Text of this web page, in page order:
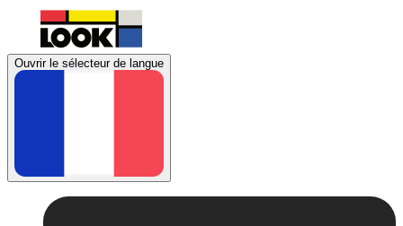
Ouvrir le sélecteur de langue